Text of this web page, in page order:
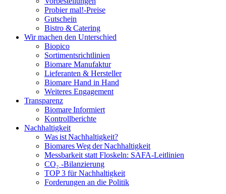
Probier mal!-Preise
Gutschein
Bistro & Catering
Wir machen den Unterschied
Biopico
Sortimentsrichtlinien
Biomare Manufaktur
Lieferanten & Hersteller
Biomare Hand in Hand
Weiteres Engagement
Transparenz
Biomare Informiert
Kontrollberichte
Nachhaltigkeit
Was ist Nachhaltigkeit?
Biomares Weg der Nachhaltigkeit
Messbarkeit statt Floskeln: SAFA-Leitlinien
CO₂ -Bilanzierung
TOP 3 für Nachhaltigkeit
Forderungen an die Politik